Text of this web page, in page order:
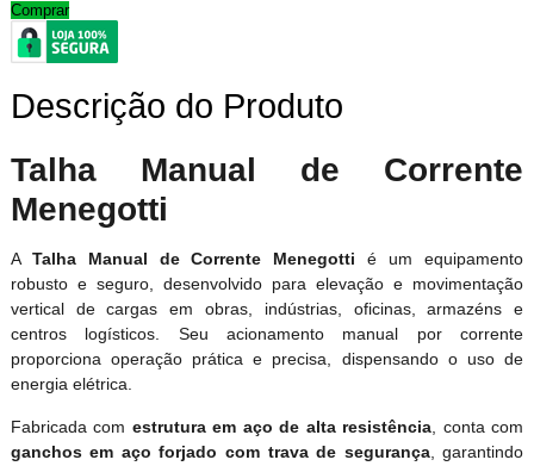
Comprar
Descrição do Produto
Talha Manual de Corrente
Menegotti
A Talha Manual de Corrente Menegotti é um equipamento
robusto e seguro, desenvolvido para elevação e movimentação
vertical de cargas em obras, indústrias, oficinas, armazéns e
centros logísticos. Seu acionamento manual por corrente
proporciona operação prática e precisa, dispensando o uso de
energia elétrica.
Fabricada com estrutura em aço de alta resistência, conta com
ganchos em aço forjado com trava de segurança, garantindo